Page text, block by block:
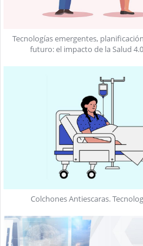
Tecnologías emergentes,
futuro: el impacto de la Salud
Colchones Antiescaras.